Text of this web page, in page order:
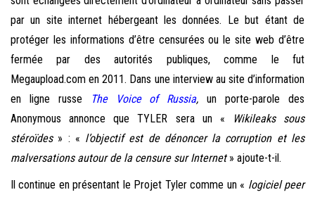
par un site internet hébergeant les données. Le but étant de
protéger les informations d’être censurées ou le site web d’être
fermée par des autorités publiques, comme le fut
Megaupload.com en 2011. Dans une interview au site d’information
en ligne russe
The Voice of Russia, un porte-parole des
Anonymous annonce que TYLER sera un «
Wikileaks sous
stéroïdes» : « l’objectif est de dénoncer la corruption et les
malversations autour de la censure sur Internet» ajoute-t-il.
Il continue en présentant le Projet Tyler comme un « logiciel peer